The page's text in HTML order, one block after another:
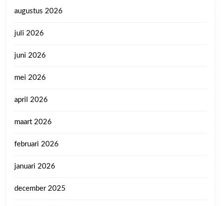
augustus 2026
juli 2026
juni 2026
mei 2026
april 2026
maart 2026
februari 2026
januari 2026
december 2025